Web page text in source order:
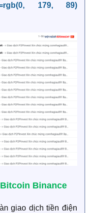
179, 89)
Binance
giao dịch tiền điện